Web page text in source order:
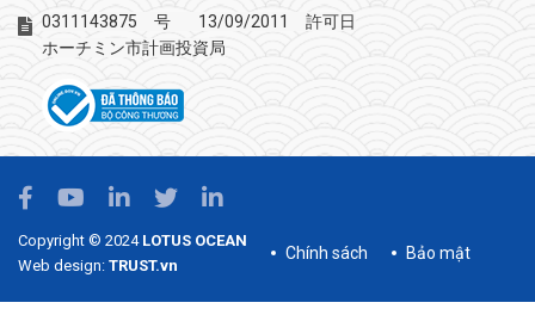
0311143875 号 13/09/2011
許可日
ホーチミン市計画投資局
Copyright © 2024 LOTUS OCEAN
Web design: TRUST.vn
Chính sách Bảo mật